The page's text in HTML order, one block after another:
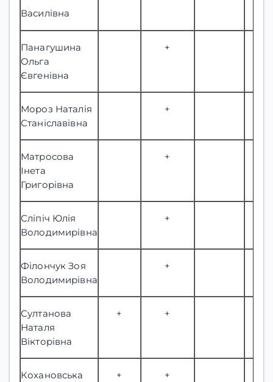
Василівна
Панагушина
Ольга
Євгенівна
+
Мороз Наталія
Станіславівна
+
Матросова
Інета
Григорівна
+
Сліпіч Юлія
Володимирівна
+
Філончук Зоя
Володимирівна
+
Султанова
Наталя
Вікторівна
+ +
Кохановська
+ +